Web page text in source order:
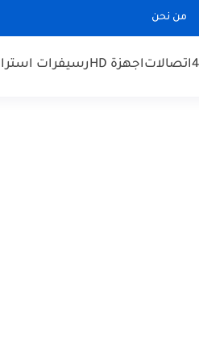
من نحن
اتصالاتاجهزة HD رسيفرات استرا